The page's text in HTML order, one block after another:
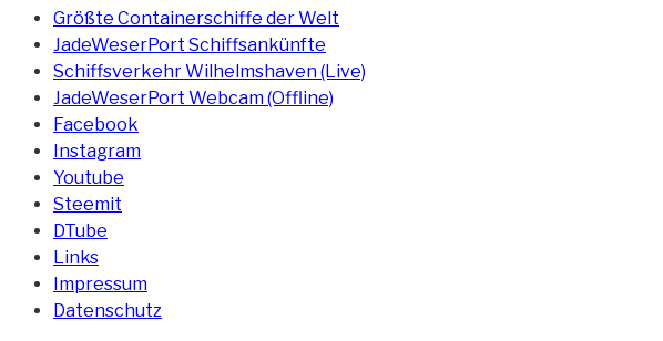
Größte Containerschiffe der Welt
JadeWeserPort Schiffsankünfte
Schiffsverkehr Wilhelmshaven (Live)
JadeWeserPort Webcam (Offline)
Facebook
Instagram
Youtube
Steemit
DTube
Links
Impressum
Datenschutz